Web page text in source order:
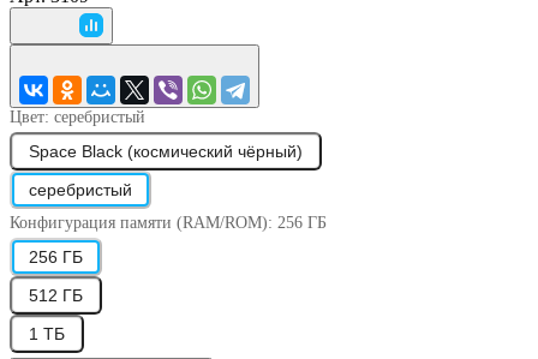
Цвет: серебристый
Space Black (космический чёрный)
серебристый
Конфигурация памяти (RAM/ROM): 256 ГБ
256 ГБ
512 ГБ
1 ТБ